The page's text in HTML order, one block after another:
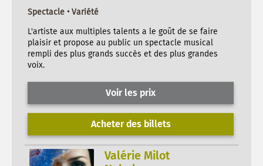
Spectacle • Variété
L'artiste aux multiples talents a le goût de se faire
plaisir et propose au public un spectacle musical
rempli des plus grands succès et des plus grandes
voix.
Voir les prix
Acheter des billets
Valérie Milot